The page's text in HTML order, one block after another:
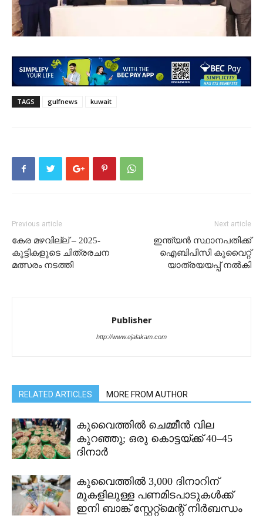
TAGS gulfnews kuwait
Previous article
കേര മഴവില്ല് – 2025-
കുട്ടികളുടെ ചിത്രരചന
മത്സരം നടത്തി
Next article
ഇന്ത്യൻ സ്ഥാനപതിക്ക്
ഐബിപിസി കുവൈറ്റ്
യാത്രയയപ്പ് നൽകി
Publisher
http://www.ejalakam.com
RELATED ARTICLES MORE FROM AUTHOR
കുവൈത്തിൽ ചെമ്മീൻ വില
കുറഞ്ഞു; ഒരു കൊട്ടയ്ക്ക് 40–45
ദിനാർ
കുവൈത്തിൽ 3,000 ദിനാറിന്
മുകളിലുള്ള പണമിടപാടുകൾക്ക്
ഇനി ബാങ്ക് സ്റ്റേറ്റ്മെന്റ് നിർബന്ധം